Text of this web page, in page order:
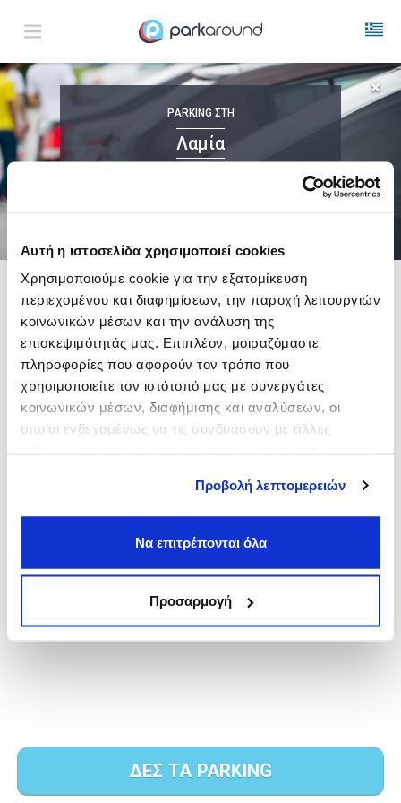
Αυτή η ιστοσελίδα χρησιμοποιεί cookies
Χρησιμοποιούμε cookie για την εξατομίκευση
περιεχομένου και διαφημίσεων, την παροχή λειτουργιών
κοινωνικών μέσων και την ανάλυση της
επισκεψιμότητάς μας. Επιπλέον, μοιραζόμαστε
πληροφορίες που αφορούν τον τρόπο που
χρησιμοποιείτε τον ιστότοπό μας με συνεργάτες
κοινωνικών μέσων, διαφήμισης και αναλύσεων, οι
οποίοι ενδεχομένως να τις συνδυάσουν με άλλες
Προβολή λεπτομερειών
Να επιτρέπονται όλα
Προσαρμογή
PARKING ΣΤΗ
Λαμία
Δες τώρα τα parking στο χάρτη και σύγκρινετιμή
καιαπόσταση
ΔΕΣ ΤΑ PARKING
ΑΦΙΞΗ Σαβ 08 Αυγ 10:00